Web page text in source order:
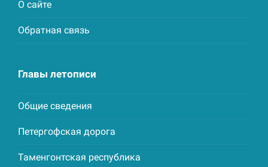
О сайте
Обратная связь
Главы летописи
Общие сведения
Петергофская дорога
Таменгонтская республика